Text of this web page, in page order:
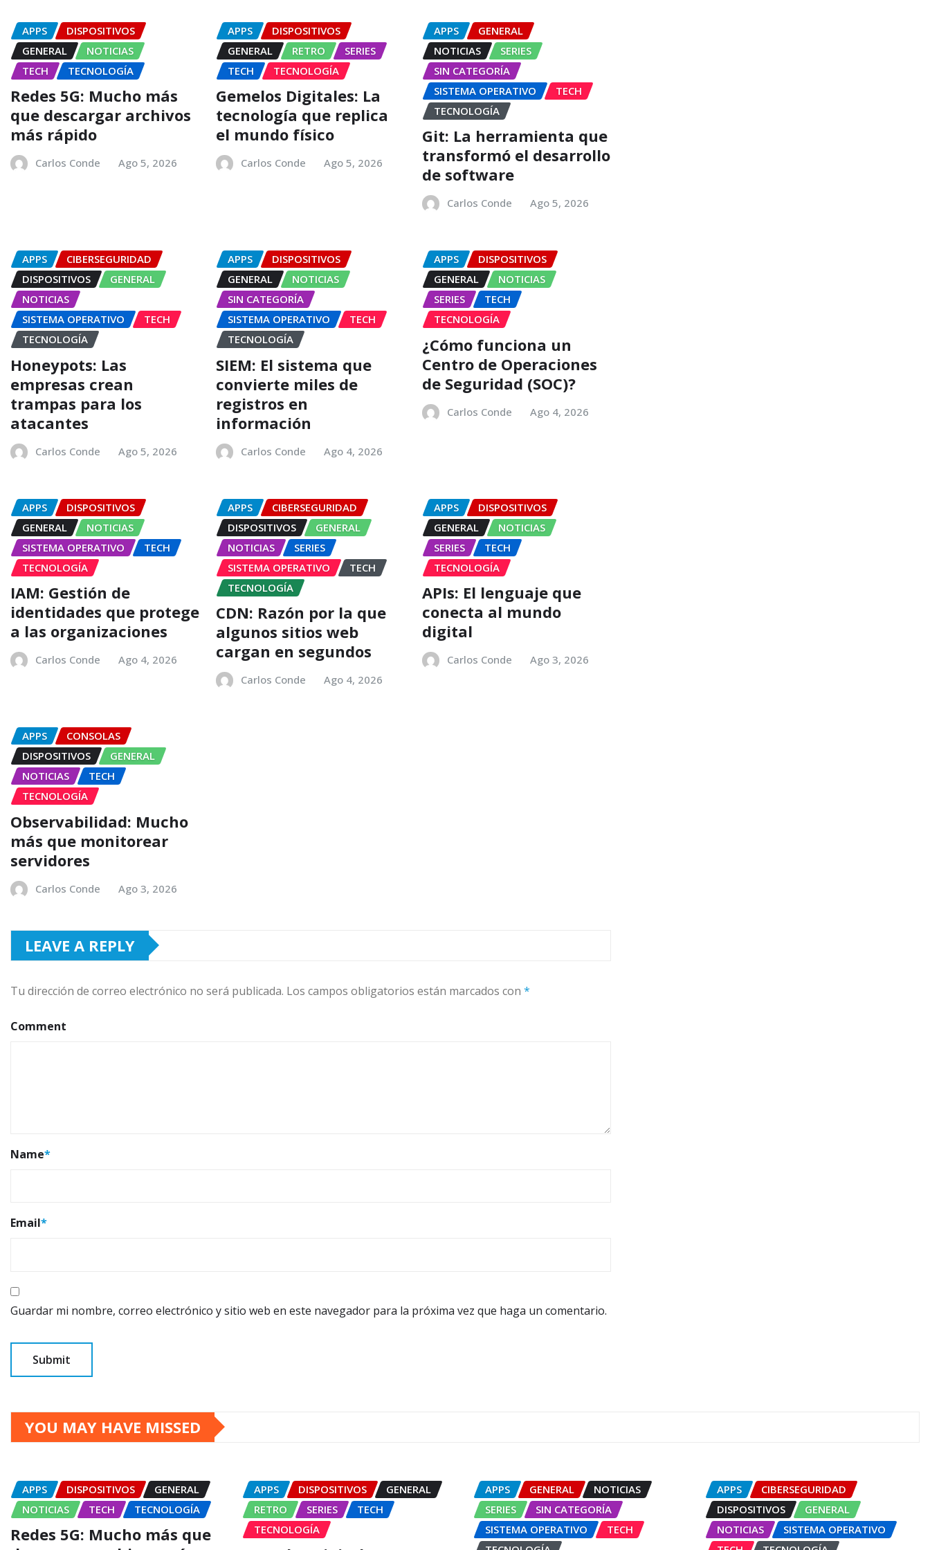
APPS
DISPOSITIVOS
GENERAL
NOTICIAS
TECH
TECNOLOGÍA
Redes 5G: Mucho más
que descargar archivos
más rápido
Carlos Conde Ago 5, 2026
APPS
DISPOSITIVOS
GENERAL
RETRO
SERIES
TECH
TECNOLOGÍA
Gemelos Digitales: La
tecnología que replica
el mundo físico
Carlos Conde Ago 5, 2026
APPS
GENERAL
NOTICIAS
SERIES
SIN CATEGORÍA
SISTEMA OPERATIVO
TECH
TECNOLOGÍA
Git: La herramienta que
transformó el desarrollo
de software
Carlos Conde Ago 5, 2026
APPS
CIBERSEGURIDAD
DISPOSITIVOS
GENERAL
NOTICIAS
SISTEMA OPERATIVO
TECH
TECNOLOGÍA
Honeypots: Las
empresas crean
trampas para los
atacantes
Carlos Conde Ago 5, 2026
APPS
DISPOSITIVOS
GENERAL
NOTICIAS
SIN CATEGORÍA
SISTEMA OPERATIVO
TECH
TECNOLOGÍA
SIEM: El sistema que
convierte miles de
registros en
información
Carlos Conde Ago 4, 2026
APPS
DISPOSITIVOS
GENERAL
NOTICIAS
SERIES
TECH
TECNOLOGÍA
¿Cómo funciona un
Centro de Operaciones
de Seguridad (SOC)?
Carlos Conde Ago 4, 2026
APPS
DISPOSITIVOS
GENERAL
NOTICIAS
SISTEMA OPERATIVO
TECH
TECNOLOGÍA
IAM: Gestión de
identidades que protege
a las organizaciones
Carlos Conde Ago 4, 2026
APPS
CIBERSEGURIDAD
DISPOSITIVOS
GENERAL
NOTICIAS
SERIES
SISTEMA OPERATIVO
TECH
TECNOLOGÍA
CDN: Razón por la que
algunos sitios web
cargan en segundos
Carlos Conde Ago 4, 2026
APPS
DISPOSITIVOS
GENERAL
NOTICIAS
SERIES
TECH
TECNOLOGÍA
APIs: El lenguaje que
conecta al mundo
digital
Carlos Conde Ago 3, 2026
APPS
CONSOLAS
DISPOSITIVOS
GENERAL
NOTICIAS
TECH
TECNOLOGÍA
Observabilidad: Mucho
más que monitorear
servidores
Carlos Conde Ago 3, 2026
LEAVE A REPLY
Tu dirección de correo electrónico no será publicada. Los campos obligatorios están marcados con *
Comment
Name*
Email*
Guardar mi nombre, correo electrónico y sitio web en este navegador para la próxima vez que haga un comentario.
YOU MAY HAVE MISSED
APPS DISPOSITIVOS
GENERAL
NOTICIAS
TECH TECNOLOGÍA
Redes 5G: Mucho más que
APPS DISPOSITIVOS
GENERAL
RETRO
SERIES
TECH
TECNOLOGÍA
APPS GENERAL
NOTICIAS
SERIES
SIN CATEGORÍA
SISTEMA OPERATIVO
TECH
APPS
CIBERSEGURIDAD
DISPOSITIVOS
GENERAL
NOTICIAS
SISTEMA OPERATIVO